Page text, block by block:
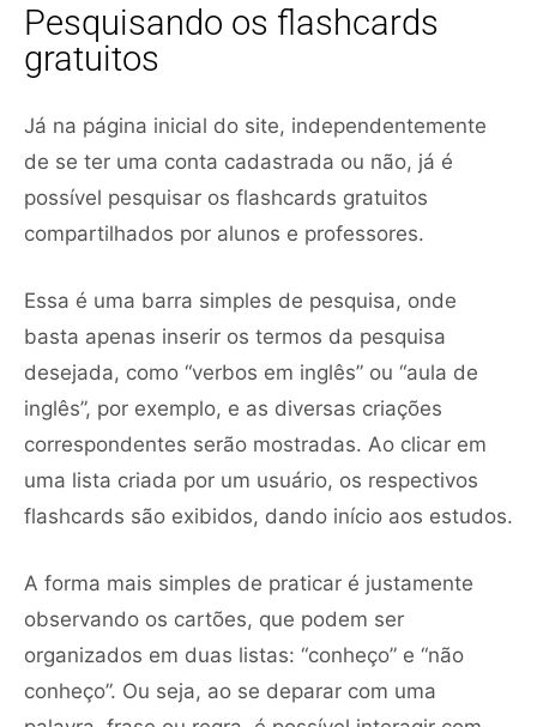
Pesquisando os flashcards
gratuitos
Já na página inicial do site, independentemente
de se ter uma conta cadastrada ou não, já é
possível pesquisar os flashcards gratuitos
compartilhados por alunos e professores.
Essa é uma barra simples de pesquisa, onde
basta apenas inserir os termos da pesquisa
desejada, como “verbos em inglês” ou “aula de
inglês”, por exemplo, e as diversas criações
correspondentes serão mostradas. Ao clicar em
uma lista criada por um usuário, os respectivos
flashcards são exibidos, dando início aos estudos.
A forma mais simples de praticar é justamente
observando os cartões, que podem ser
organizados em duas listas: “conheço” e “não
conheço”. Ou seja, ao se deparar com uma